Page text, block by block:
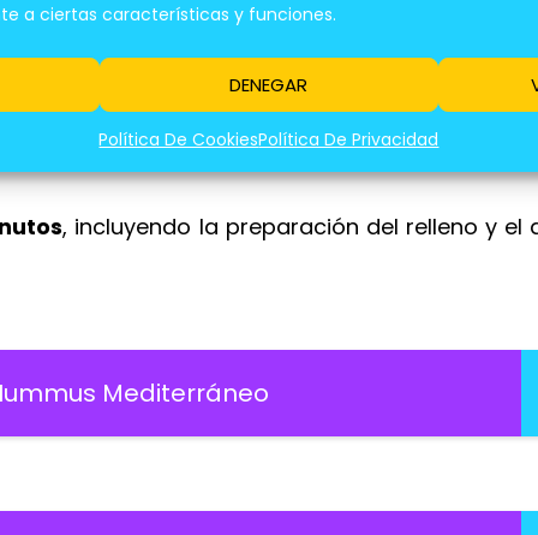
a ciertas características y funciones.
DENEGAR
Política De CookiesPolítica De Privacidad
1 cucharada
Al gusto
200g
1/2 taza
, incluyendo la preparación del relleno y el
Mediterráneo